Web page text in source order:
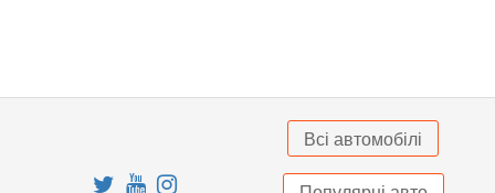
Phaeton (3D1)
Всі автомобілі